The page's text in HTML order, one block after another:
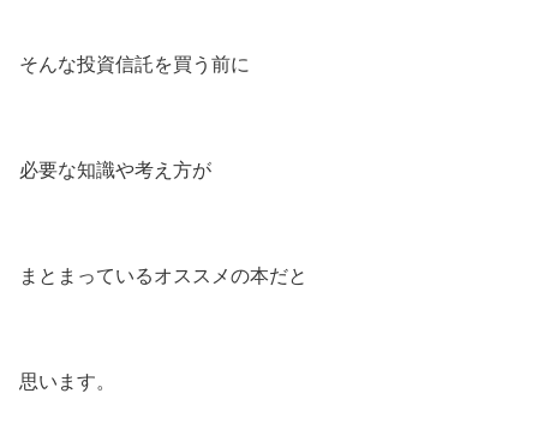
そんな投資信託を買う前に
必要な知識や考え方が
まとまっているオススメの本だと
思います。